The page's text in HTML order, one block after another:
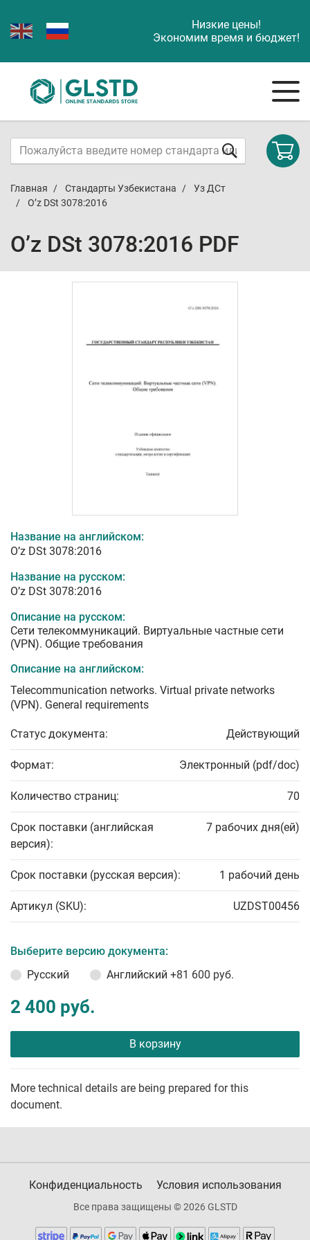
Низкие цены!
Экономим время и бюджет!
Главная Стандарты Узбекистана
Уз ДСт
O’z DSt 3078:2016
O’z DSt 3078:2016 PDF
Название на английском:
O’z DSt 3078:2016
Название на русском:
O’z DSt 3078:2016
Описание на русском:
Сети телекоммуникаций. Виртуальные частные сети
(VPN). Общие требования
Описание на английском:
Telecommunication networks. Virtual private networks
(VPN). General requirements
Статус документа: Действующий
Формат: Электронный (pdf/doc)
Количество страниц: 70
Срок поставки (английская
версия):
7 рабочих дня(ей)
Срок поставки (русская версия): 1 рабочий день
Артикул (SKU): UZDST00456
Выберите версию документа:
Русский
Английский +81 600 руб.
2 400 руб.
В корзину
More technical details are being prepared for this
document.
Конфиденциальность Условия использования
Все права защищены © 2026 GLSTD